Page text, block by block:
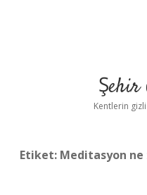
Şehir
Kentlerin
Etiket: Meditasyon